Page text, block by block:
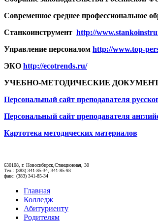
Современное среднее профессиональное
Станкоинструмент http://
Управление персоналом http://www.top-
ЭКО http://ecotrends.ru/
УЧЕБНО-МЕТОДИЧЕСКИЕ
Персональный сайт преподавателя
Персональный сайт преподавателя
Картотека методических материалов
630108, г. Новосибирск,Станционная, 30
Тел.: (383) 341-85-34, 341-85-93
факс: (383) 341-85-34
Главная
Колледж
Абитуриенту
Родителям